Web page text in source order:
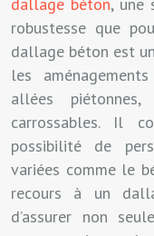
dallage béton, une
robustesse que
dallage béton est
les
allées
carrossables. Il
possibilité de
variées comme le
recours à un
d’assurer non